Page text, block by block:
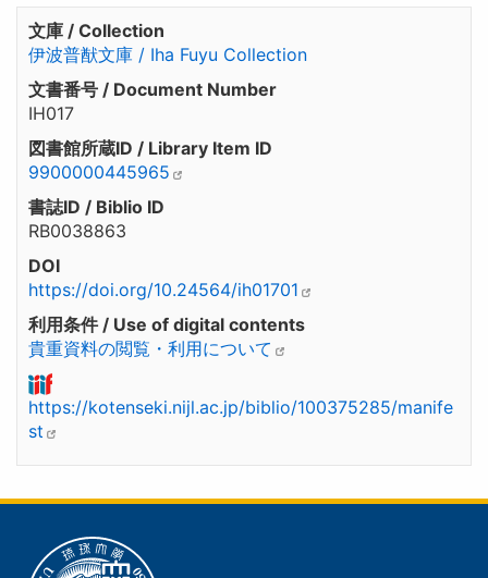
文庫 / Collection
伊波普猷文庫 / Iha Fuyu Collection
文書番号 / Document Number
IH017
図書館所蔵ID / Library Item ID
9900000445965
書誌ID / Biblio ID
RB0038863
DOI
https://doi.org/10.24564/ih01701
利用条件 / Use of digital contents
貴重資料の閲覧・利用について
https://kotenseki.nijl.ac.jp/biblio/100375285/manife
st